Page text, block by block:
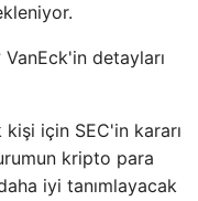
VanEck'in detayları
için SEC'in kararı
kripto para
iyi tanımlayacak